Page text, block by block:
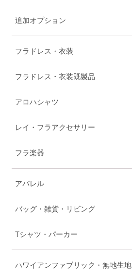
追加オプション
フラドレス・衣装
フラドレス・衣装既製品
アロハシャツ
レイ・フラアクセサリー
フラ楽器
アパレル
バッグ・雑貨・リビング
Tシャツ・パーカー
ハワイアンファブリック・無地生地